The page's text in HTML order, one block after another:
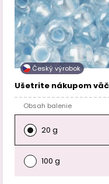
Český výrobok
Ušetrite nákupom
Obsah balenie
20 g
100 g